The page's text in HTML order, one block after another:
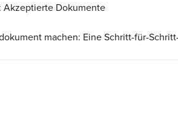
Akzeptierte Dokumente
machen: Eine Schritt-für-